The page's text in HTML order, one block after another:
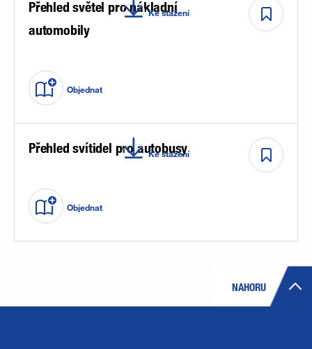
Přehled světel pro nákladní
automobily
Objednat
Ke stažení
Přehled svítidel pro autobusy
Objednat
Ke stažení
NAHORU